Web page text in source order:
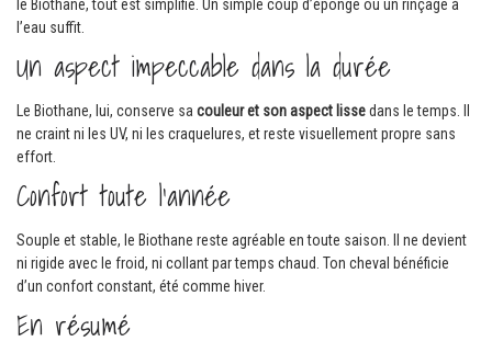
le Biothane, tout est simplifié. Un simple coup d’éponge ou un rinçage à
l’eau suffit.
Un aspect impeccable dans la durée
Le Biothane, lui, conserve sa couleur et son aspect lissedans le temps. Il
ne craint ni les UV, ni les craquelures, et reste visuellement propre sans
effort.
Confort toute l’année
Souple et stable, le Biothane reste agréable en toute saison. Il ne devient
ni rigide avec le froid, ni collant par temps chaud. Ton cheval bénéficie
d’un confort constant, été comme hiver.
En résumé